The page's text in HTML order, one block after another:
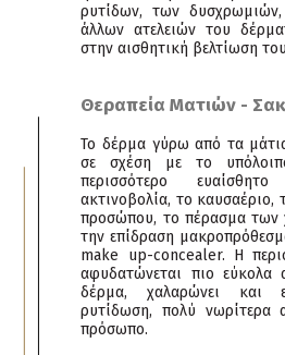
ρυτίδων, των
άλλων ατελειών του
στην αισθητική βελτίωση
Θεραπεία Ματιών -
Το δέρμα γύρω από τα
σε σχέση με το
περισσότερο
ακτινοβολία, το καυσαέριο,
προσώπου, το πέρασμα των
την επίδραση
make up-concealer. Η
αφυδατώνεται πιο εύκολα
δέρμα, χαλαρώνει και
ρυτίδωση, πολύ νωρίτερα
πρόσωπο.